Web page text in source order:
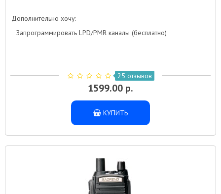
Дополнительно хочу:
Запрограммировать LPD/PMR каналы (бесплатно)
25 отзывов
1599.00 р.
КУПИТЬ